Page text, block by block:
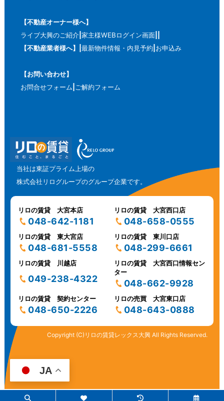
【不動産オーナー様へ】
ライブ大興のご紹介 家主様WEBログイン画面
【不動産業者様へ】
最新物件情報・内見予約 お申込み
【お問い合わせ】
お問合せフォーム ご解約フォーム
当社は東証プライム上場の
株式会社リログループのグループ企業です。
リロの賃貸 大宮本店
048-642-1181
リロの賃貸 大宮西口店
048-658-0555
リロの賃貸 東大宮店
048-681-5558
リロの賃貸 東川口店
048-299-6661
リロの賃貸 川越店
049-238-4322
リロの賃貸 大宮西口情報セン
ター
048-662-9928
リロの賃貸 契約センター
048-650-2226
リロの売買 大宮東口店
048-643-0888
Copyright (C)リロの賃貸レックス大興 All Rights Reserved.
JA